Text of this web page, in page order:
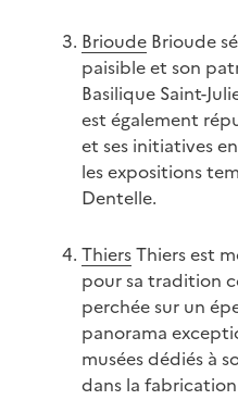
BrioudeBrioude
paisible et son
Basilique Saint-
est également
et ses initiatives
les expositions
Dentelle.
ThiersThiers est
pour sa tradition
perchée sur un
panorama
musées dédiés à
dans la